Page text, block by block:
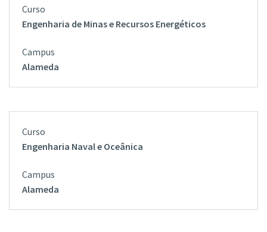
Engenharia de Minas e Recursos Energéticos
Alameda
Engenharia Naval e Oceânica
Alameda